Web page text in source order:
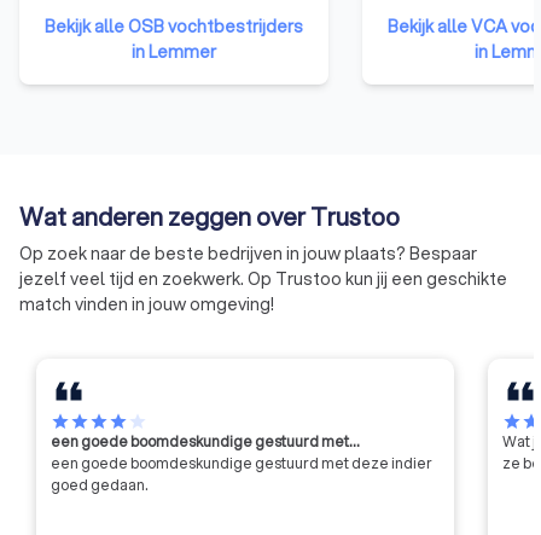
Zij hebben het OSB-Keurmerk
dat kwaliteit en financiële
betrouwbaarheid uitstraalt. Deze
bedrijven gaan netjes om met
kwaliteit bij schoonmaak- en
glazenwasserbedrijven te
herkennen.
Bekijk alle OSB vochtbestrijders
in Lemmer
laten bedrijven
en ervaring
gebied van veilig
werken en dat het
Bekijk alle VCA
in
Wat anderen zeggen over Trustoo
Op zoek naar de beste bedrijven in jouw plaats? Bespaar
jezelf veel tijd en zoekwerk. Op Trustoo kun jij een geschikte
match vinden in jouw omgeving!
starstarstarstarstar
een goede boomdeskundige gestuurd met…
een goede boomdeskundige gestuurd met deze indier
goed gedaan.
starstar
Wat
ze